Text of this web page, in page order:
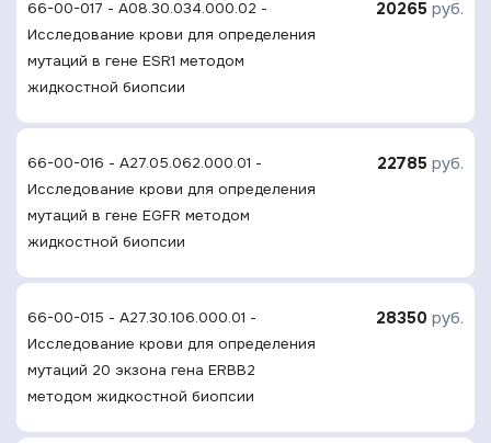
66-00-017 - A08.30.034.000.02 -
Исследование крови для определения
мутаций в гене ESR1 методом
жидкостной биопсии
20265 руб.
66-00-016 - A27.05.062.000.01 -
Исследование крови для определения
мутаций в гене EGFR методом
жидкостной биопсии
22785 руб.
66-00-015 - A27.30.106.000.01 -
Исследование крови для определения
мутаций 20 экзона гена ERBB2
методом жидкостной биопсии
28350 руб.